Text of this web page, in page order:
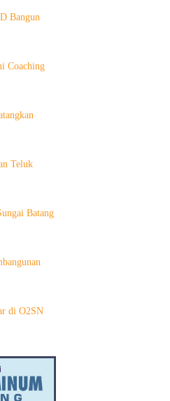
Bangun
Coaching
Teluk
Batang
di O2SN